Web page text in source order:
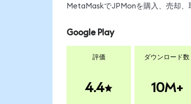
MetaMaskでJPMonを購入、売却、
Google Play
評価
4.4
ダウンロード数
10M+